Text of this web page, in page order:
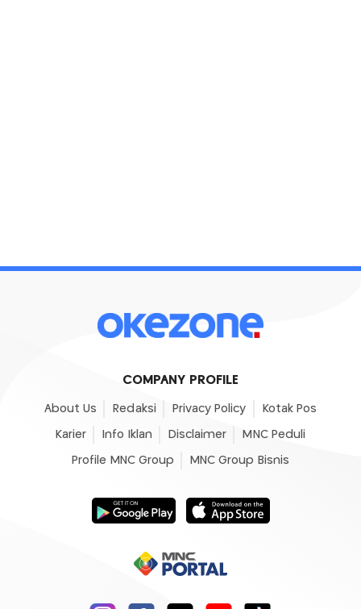
COMPANY PROFILE
About Us Redaksi Privacy Policy Kotak Pos
Karier Info Iklan Disclaimer MNC Peduli
Profile MNC Group MNC Group Bisnis